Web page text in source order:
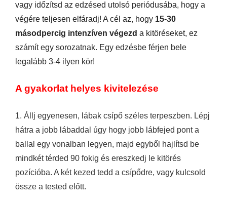
vagy időzítsd az edzésed utolsó periódusába, hogy a
végére teljesen elfáradj! A cél az, hogy 15-30
másodpercig intenzíven végezd a kitöréseket, ez
számít egy sorozatnak. Egy edzésbe férjen bele
legalább 3-4 ilyen kör!
A gyakorlat helyes kivitelezése
1. Állj egyenesen, lábak csípő széles terpeszben. Lépj
hátra a jobb lábaddal úgy hogy jobb lábfejed pont a
ballal egy vonalban legyen, majd egyből hajlítsd be
mindkét térded 90 fokig és ereszkedj le kitörés
pozícióba. A két kezed tedd a csípődre, vagy kulcsold
össze a tested előtt.